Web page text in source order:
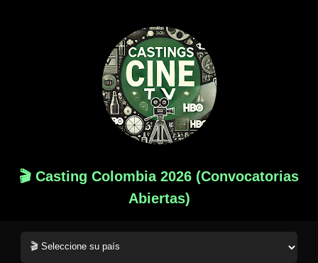
🎬 Casting Colombia 2026 (Convocatorias
Abiertas)